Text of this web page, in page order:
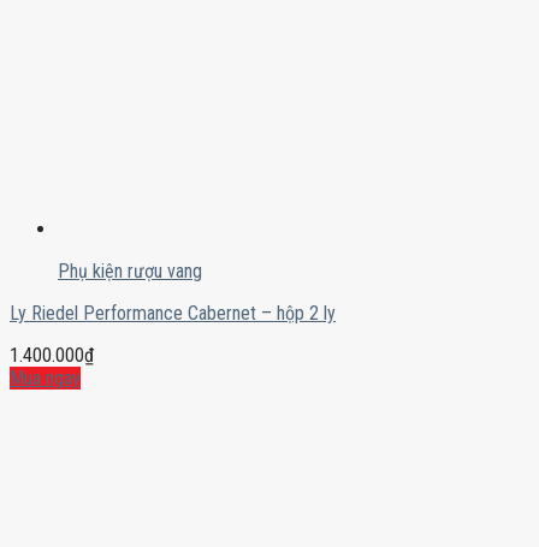
Phụ kiện rượu vang
Ly Riedel Performance Cabernet – hộp 2 ly
1.400.000₫
Mua ngay